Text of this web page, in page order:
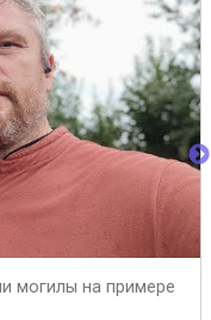
могилы на примере